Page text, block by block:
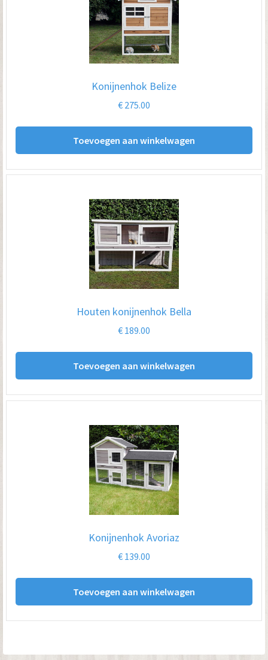
Konijnenhok Belize
€ 275.00
Toevoegen aan winkelwagen
Houten konijnenhok Bella
€ 189.00
Toevoegen aan winkelwagen
Konijnenhok Avoriaz
€ 139.00
Toevoegen aan winkelwagen